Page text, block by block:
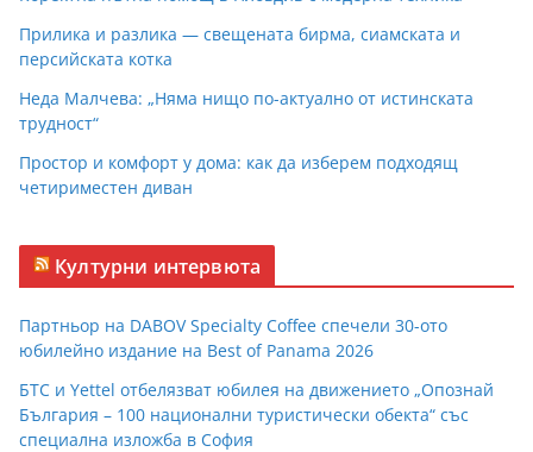
Прилика и разлика — свещената бирма, сиамската и
персийската котка
Неда Малчева: „Няма нищо по-актуално от истинската
трудност“
Простор и комфорт у дома: как да изберем подходящ
четириместен диван
Културни интервюта
Партньор на DABOV Specialty Coffee спечели 30-ото
юбилейно издание на Best of Panama 2026
БТС и Yettel отбелязват юбилея на движението „Опознай
България – 100 национални туристически обекта“ със
специална изложба в София